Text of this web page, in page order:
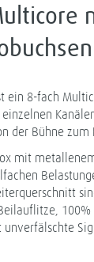
ein 8-fach
der Bühne zum
mit
100%